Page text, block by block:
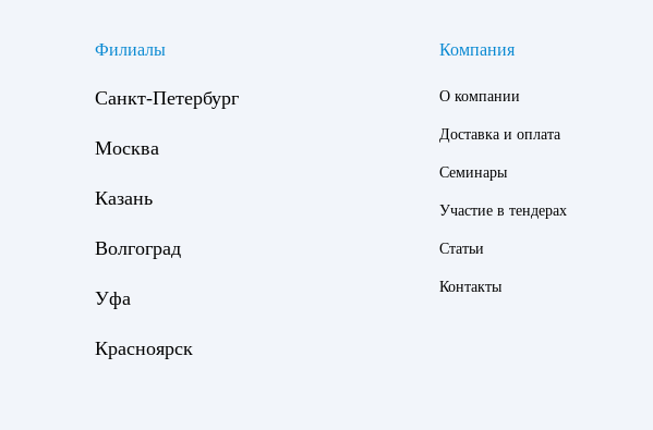
Филиалы
Санкт-Петербург
Москва
Казань
Волгоград
Уфа
Красноярск
Компания
О компании
Доставка и оплата
Семинары
Участие в тендерах
Статьи
Контакты